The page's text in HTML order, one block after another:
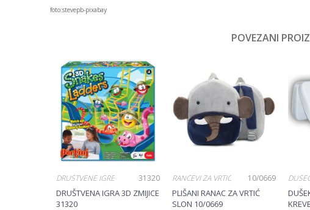
foto:stevepb-pixabay
POVEZANI
DRUŠTVENE IGRE 31320
DRUŠTVENA IGRA 3D ZMIJICE
31320
RANČEVI ZA VRTIĆ 10/0669
PLIŠANI RANAC ZA VRTIĆ
SLON 10/0669